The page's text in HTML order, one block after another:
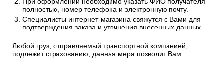
При оформлении необходимо указать ФИО получателя
полностью, номер телефона и электронную почту.
Специалисты интернет-магазина свяжутся с Вами для
подтверждения заказа и уточнения внесенных данных.
Любой груз, отправляемый транспортной компанией,
подлежит страхованию, данная мера позволит Вам